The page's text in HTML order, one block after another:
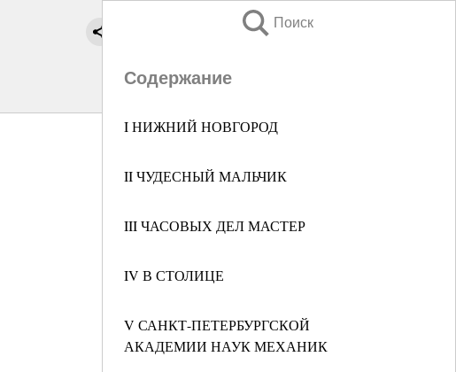
Поиск
Содержание
I НИЖНИЙ НОВГОРОД
II ЧУДЕСНЫЙ МАЛЬЧИК
III ЧАСОВЫХ ДЕЛ МАСТЕР
IV В СТОЛИЦЕ
V САНКТ-ПЕТЕРБУРГСКОЙ
АКАДЕМИИ НАУК МЕХАНИК